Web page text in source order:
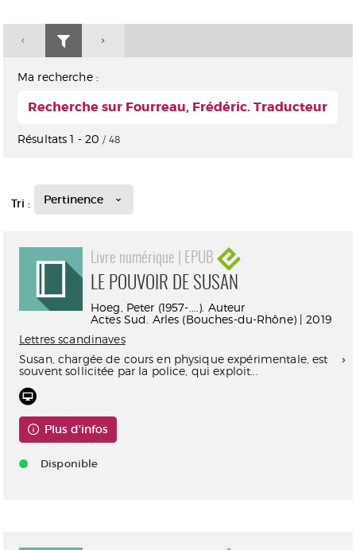
Ma recherche :
Recherche sur Fourreau, Frédéric. Traducteur
Résultats1 - 20 / 48
Tri : Pertinence
Livre numérique | EPUB
LE POUVOIR DE SUSAN
Hoeg, Peter (1957-....). Auteur
Actes Sud. Arles (Bouches-du-Rhône) | 2019
Lettres scandinaves
Susan, chargée de cours en physique expérimentale, est
souvent sollicitée par la police, qui exploit...
Plus d'infos
Disponible